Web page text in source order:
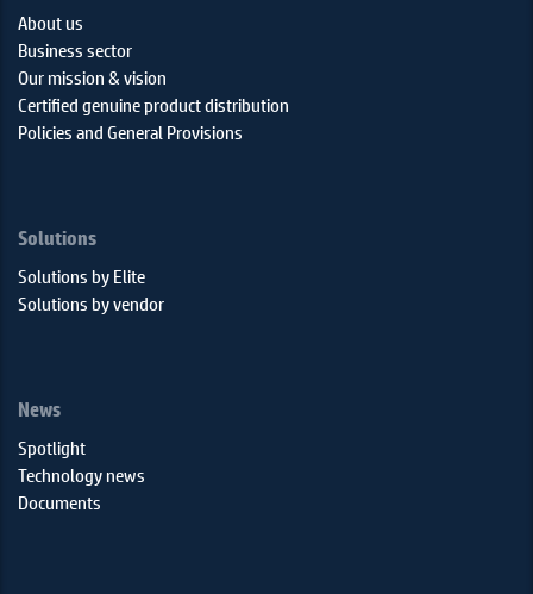
About us
Business sector
Our mission & vision
Certified genuine product distribution
Policies and General Provisions
Solutions
Solutions by Elite
Solutions by vendor
News
Spotlight
Technology news
Documents